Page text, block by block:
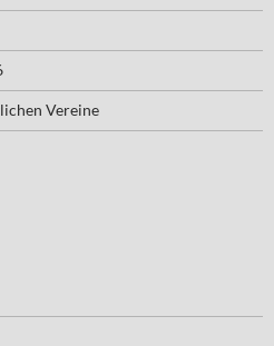
Vereine